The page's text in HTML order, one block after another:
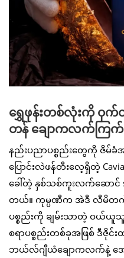
ရွှေဖုန်းတစ်လုံးကို ဝှက်ထ
တန် ချောကလက်ကြ
နည်းပညာပစ္စည်းတွေကို ဇိမ်
ပြောင်းလဲဖန်တီးလေ့ရှိတဲ့
ခေါ်တဲ့ နှစ်သစ်ကူးလက်ဆော
တယ်။ ကုမ္ပဏီက အဲဒီ လီမိတက်အ
ပစ္စည်းကို ချမ်းသာတဲ့ ဝယ်ယူ
စရာပစ္စည်းတစ်ခုအဖြစ် ဒီဇိုင်
ဘယ်လ်ဂျီယံချောကလက်နဲ့ အေ